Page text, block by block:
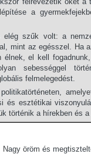
a
elég szűk volt: a
mint az egésszel. Ha
élnek, el kell
sebességgel
felmelegedést.
és esztétikai
történik a hírekben és
Nagy öröm és